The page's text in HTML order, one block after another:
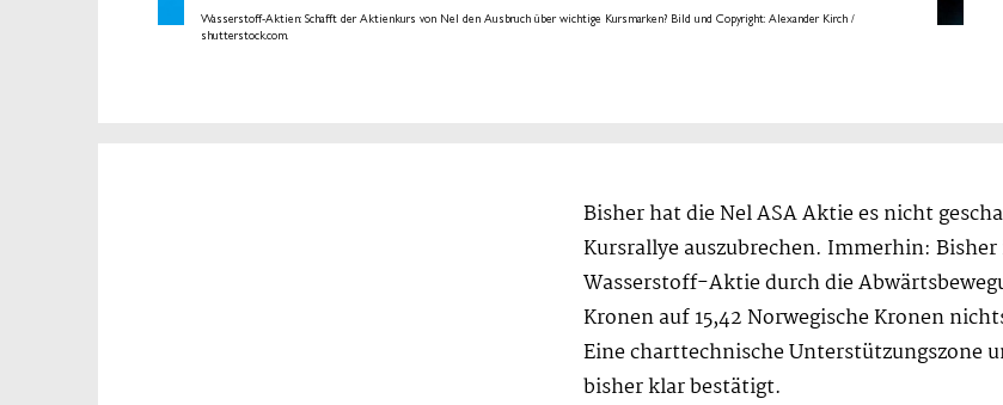
Wasserstoff-Aktien: Schafft der Aktienkurs von Nel den Ausbruch über wichtige Kursmarken? Bild und Copyright: Alexander Kirch /
shutterstock.com.
Bisher hat die Nel ASA Aktie es nicht
Kursrallye auszubrechen. Immerhin:
Wasserstoff-Aktie durch die
Kronen auf 15,42 Norwegische Kronen
Eine charttechnische Unterstützungszone
bisher klar bestätigt.